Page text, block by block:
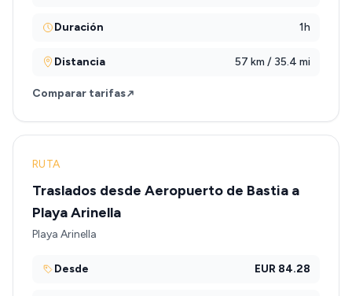
Duración 1h
Distancia 57 km / 35.4 mi
Comparar tarifas
RUTA
Traslados desde Aeropuerto de Bastia a
Playa Arinella
Playa Arinella
Desde EUR 84.28